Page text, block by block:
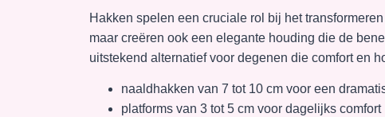
Hakken spelen een cruciale rol bij het
maar creëren ook een elegante houding die de
uitstekend alternatief voor degenen die comfort en
naaldhakken van 7 tot 10 cm voor een
platforms van 3 tot 5 cm voor dagelijks comfort